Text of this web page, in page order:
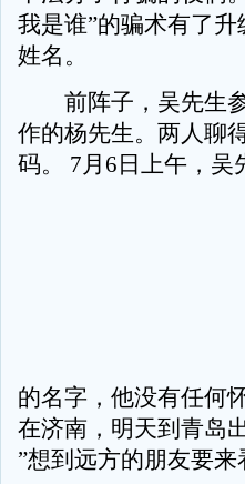
我是谁”的骗术有了
姓名。
前阵子，吴先生参
作的杨先生。两人聊
码。 7月6日上午，
的名字，他没有任何
在济南，明天到青岛
”想到远方的朋友要来